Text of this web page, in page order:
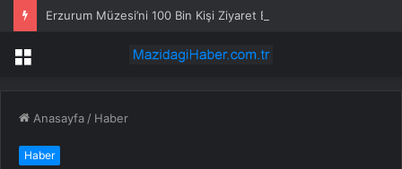
Erzurum Müzesi’ni 100 Bin Kişi Ziyaret Etti
Menü
Anasayfa / Haber
Haber